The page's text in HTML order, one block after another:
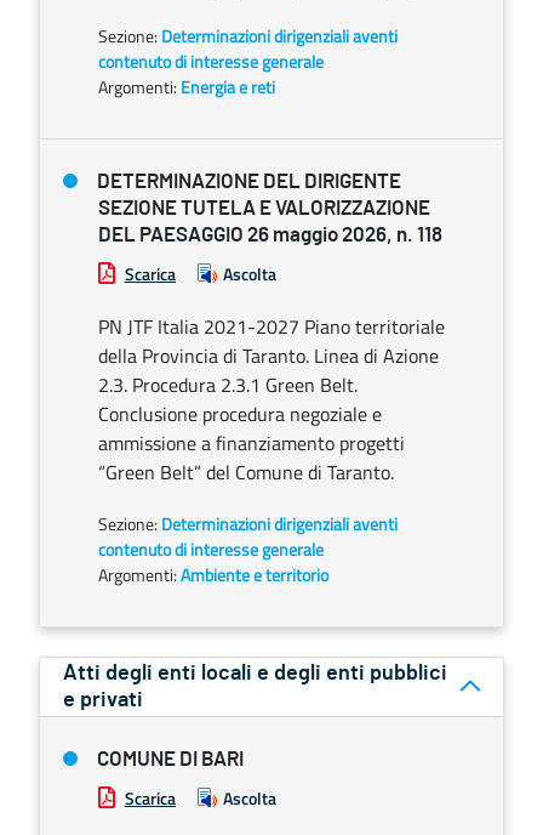
Sezione: Determinazioni dirigenziali aventi
contenuto di interesse generale
Argomenti: Energia e reti
DETERMINAZIONE DEL DIRIGENTE
SEZIONE TUTELA E VALORIZZAZIONE
DEL PAESAGGIO 26 maggio 2026, n. 118
Scarica Ascolta
PN JTF Italia 2021-2027 Piano territoriale
della Provincia di Taranto. Linea di Azione
2.3. Procedura 2.3.1 Green Belt.
Conclusione procedura negoziale e
ammissione a finanziamento progetti
“Green Belt” del Comune di Taranto.
Sezione: Determinazioni dirigenziali aventi
contenuto di interesse generale
Argomenti:Ambiente e territorio
Atti degli enti locali e degli enti pubblici
e privati
COMUNE DI BARI
Scarica Ascolta